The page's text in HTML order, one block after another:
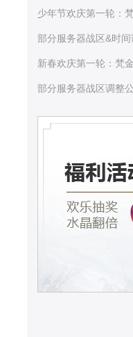
少年节欢庆第一轮：
部分服务器战区&时
新春欢庆第一轮：梵
部分服务器战区调整